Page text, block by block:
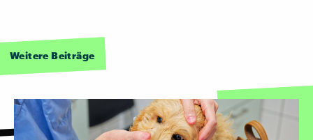
Weitere Beiträge